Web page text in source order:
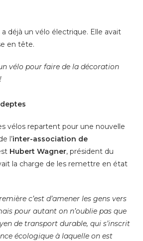
a déjà un vélo électrique. Elle avait
en tête.
vélo pour faire de la décoration
vélos repartent pour une nouvelle
l’inter-association de
Hubert Wagner, président du
la charge de les remettre en état
c’est d’amener les gens vers
pour autant on n’oublie pas que
de transport durable, qui s’inscrit
écologique à laquelle on est